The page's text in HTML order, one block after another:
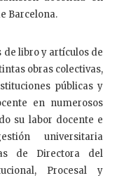
Barcelona.
libro y artículos de
obras colectivas,
públicas y
en numerosos
su labor docente e
universitaria
de Directora del
Procesal y